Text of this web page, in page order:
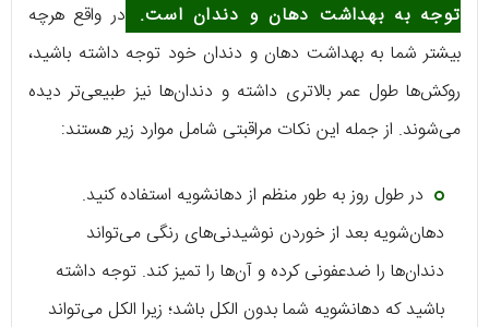
توجه به بهداشت دهان و دندان است. در واقع هرچه
بیشتر شما به بهداشت دهان و دندان خود توجه داشته باشید،
روکش‌ها طول عمر بالاتری داشته و دندان‌ها نیز طبیعی‌تر دیده
می‌شوند. از جمله این نکات مراقبتی شامل موارد زیر هستند:
در طول روز به طور منظم از دهانشویه استفاده کنید.
دهان‌شویه بعد از خوردن نوشیدنی‌های رنگی می‌تواند
دندان‌ها را ضدعفونی کرده و آن‌ها را تمیز کند. توجه داشته
باشید که دهانشویه شما بدون الکل باشد؛ زیرا الکل می‌تواند